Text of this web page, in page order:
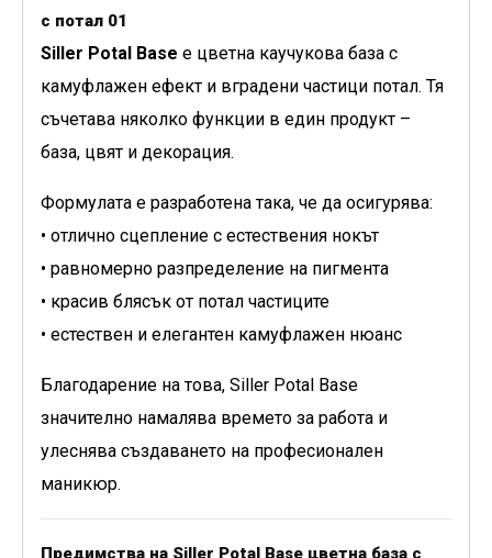
с потал 01
Siller Potal Base е цветна каучукова база с
камуфлажен ефект и вградени частици потал. Тя
съчетава няколко функции в един продукт –
база, цвят и декорация.
Формулата е разработена така, че да осигурява:
• отлично сцепление с естествения нокът
• равномерно разпределение на пигмента
• красив блясък от потал частиците
• естествен и елегантен камуфлажен нюанс
Благодарение на това, Siller Potal Base
значително намалява времето за работа и
улеснява създаването на професионален
маникюр.
Предимства на Siller Potal Base цветна база с